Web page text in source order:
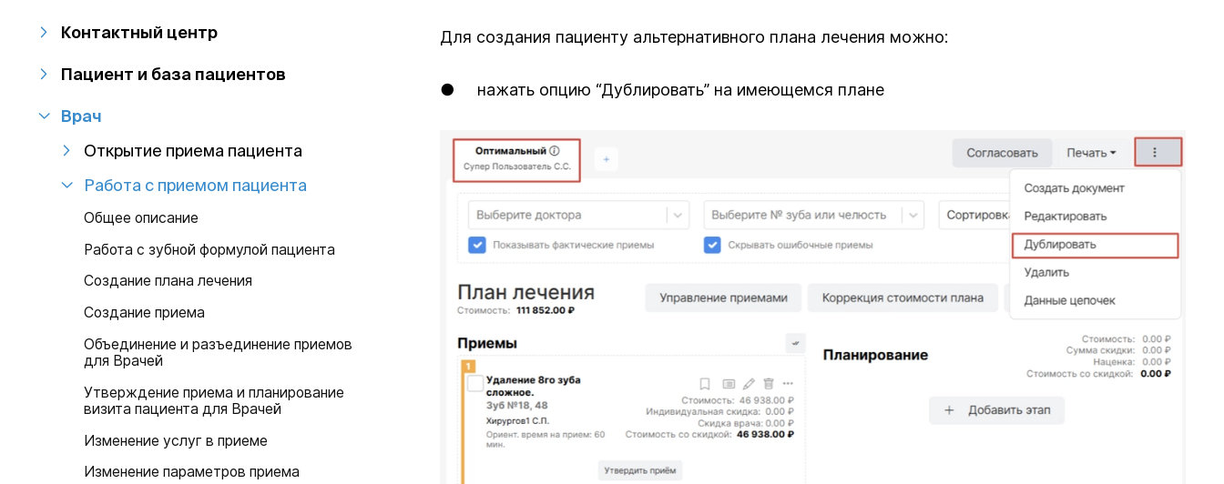
Контактный центр
Пациент и база пациентов
Врач
Открытие приема пациента
Работа с приемом пациента
Общее описание
Работа с зубной формулой пациента
Создание плана лечения
Создание приема
Объединение и разъединение приемов
для Врачей
Утверждение приема и планирование
визита пациента для Врачей
Изменение услуг в приеме
Изменение параметров приема
Для создания пациенту альтернативного плана лечения можно:
● нажать опцию “Дублировать” на имеющемся плане